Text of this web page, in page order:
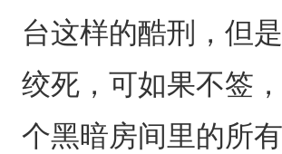
台这样的酷刑，但
绞死，可如果不签
个黑暗房间里的所